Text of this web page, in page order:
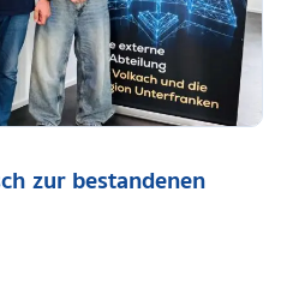
zur bestandenen